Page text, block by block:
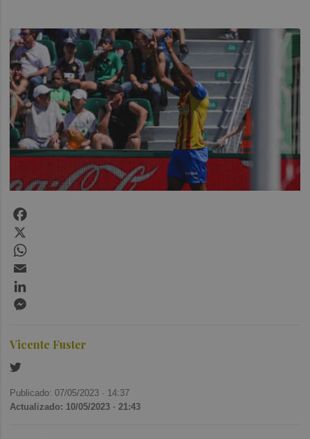
Vicente Fuster
Publicado: 07/05/2023 · 14:37
Actualizado: 10/05/2023 · 21:43